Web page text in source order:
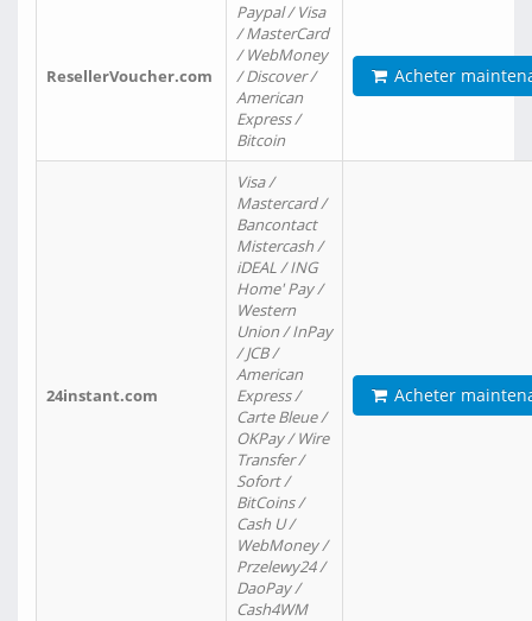
ResellerVoucher.com
Paypal / Visa
/ MasterCard
/ WebMoney
/ Discover /
American
Express /
Bitcoin
Acheter
24instant.com
Visa /
Mastercard /
Bancontact
Mistercash /
iDEAL / ING
Home' Pay /
Western
Union / InPay
/ JCB /
American
Express /
Carte Bleue /
OKPay / Wire
Transfer /
Sofort /
BitCoins /
Cash U /
WebMoney /
Przelewy24 /
DaoPay /
Cash4WM
Acheter